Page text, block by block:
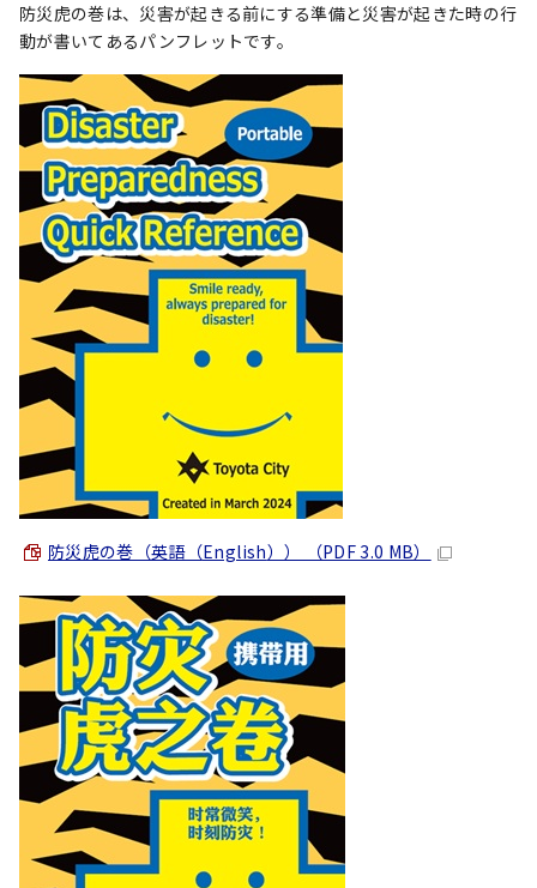
防災虎の巻は、災害が起きる前にする準備と災害が起きた時の行
動が書いてあるパンフレットです。
防災虎の巻（英語（English）） （PDF 3.0 MB）